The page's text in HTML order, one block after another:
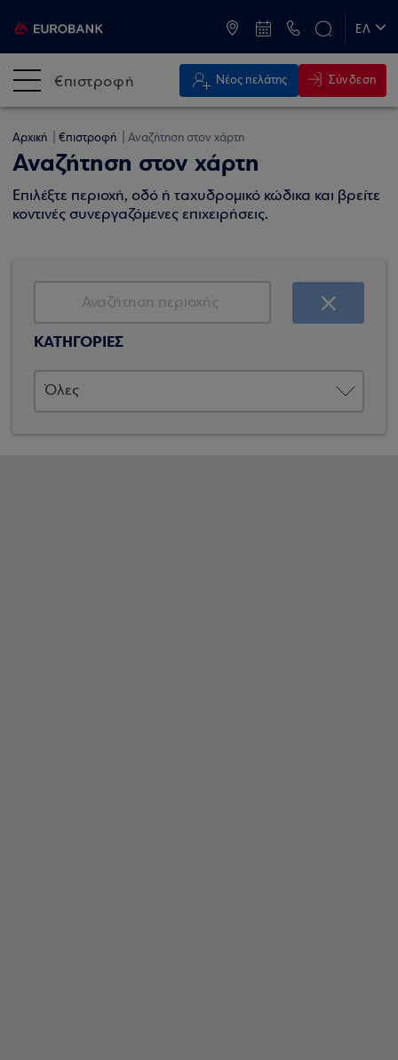
ΕΛ
€πιστροφή Νέος πελάτης Σύνδεση
Αρχική €πιστροφή Αναζήτηση στον χάρτη
Αναζήτηση στον χάρτη
Επιλέξτε περιοχή, οδό ή ταχυδρομικό κώδικα και βρείτε
κοντινές συνεργαζόμενες επιχειρήσεις.
ΚΑΤΗΓΟΡΙΕΣ